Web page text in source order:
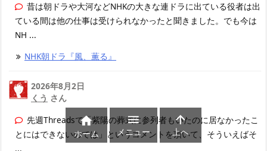
昔は朝ドラや大河などNHKの大きな連ドラに出ている役者は出
ている間は他の仕事は受けられなかったと聞きました。でも今は
NH ...
NHK朝ドラ『風、薫る』
2026年8月2日
くう さん
先週Threadsで「紫陽の葬式に参列者もいたのに居なかったこ
とにはできないのでは」というコメントを頂いて、そういえばそ
...

ホーム

メニュー

上へ